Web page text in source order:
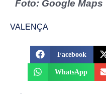
Foto: Google Maps
VALENÇA
Facebook
WhatsApp